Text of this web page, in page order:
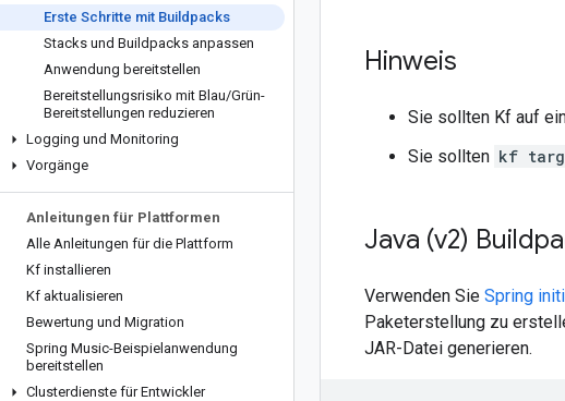
Erste Schritte mit Buildpacks
Stacks und Buildpacks anpassen
Anwendung bereitstellen
Bereitstellungsrisiko mit Blau/Grün-
Bereitstellungen reduzieren
Logging und Monitoring
Vorgänge
Anleitungen für Plattformen
Alle Anleitungen für die Plattform
Kf installieren
Kf aktualisieren
Bewertung und Migration
Spring Music-Beispielanwendung
bereitstellen
Clusterdienste für Entwickler
Hinweis
Sie sollten Kf auf
Sie sollten kf
Java (v2)
Verwenden Sie Spring
Paketerstellung zu
JAR-Datei generieren.